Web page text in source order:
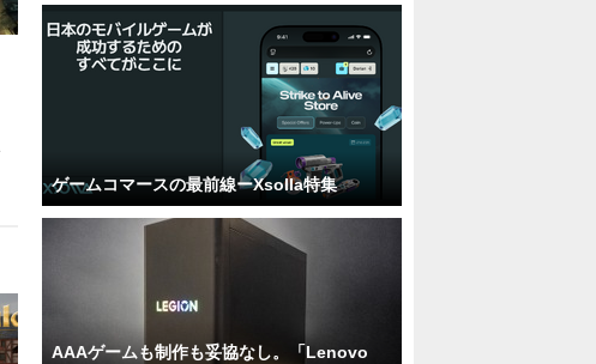
ゲームコマースの最前線ーXsolla特集
AAAゲームも制作も妥協なし。「Lenovo